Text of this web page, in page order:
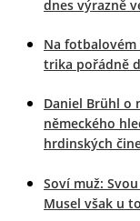
dnes výrazně
Na
trika pořádně
Daniel Brühl o
německého
hrdinských
Soví muž:
Musel však u